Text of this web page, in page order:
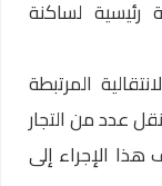
لساكنة
المرتبطة
عدد من التجار
الإجراء إلى